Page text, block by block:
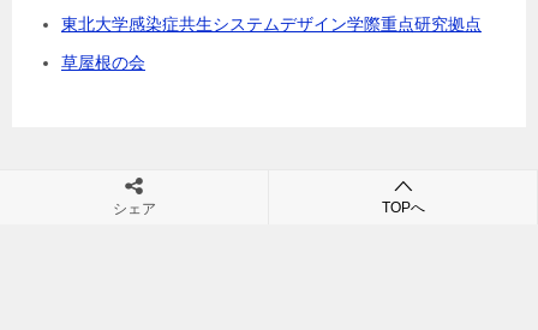
東北大学感染症共生システムデザイン学際重点研究拠点
草屋根の会
シェア TOPへ